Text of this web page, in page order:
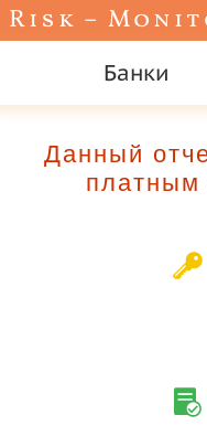
Risk –
Банки
Данный
платным